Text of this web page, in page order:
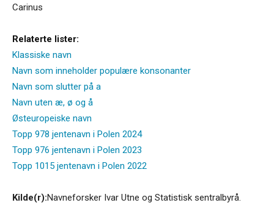
Carinus
Relaterte lister:
Klassiske navn
Navn som inneholder populære konsonanter
Navn som slutter på a
Navn uten æ, ø og å
Østeuropeiske navn
Topp 978 jentenavn i Polen 2024
Topp 976 jentenavn i Polen 2023
Topp 1015 jentenavn i Polen 2022
Kilde(r):Navneforsker Ivar Utne og Statistisk sentralbyrå.